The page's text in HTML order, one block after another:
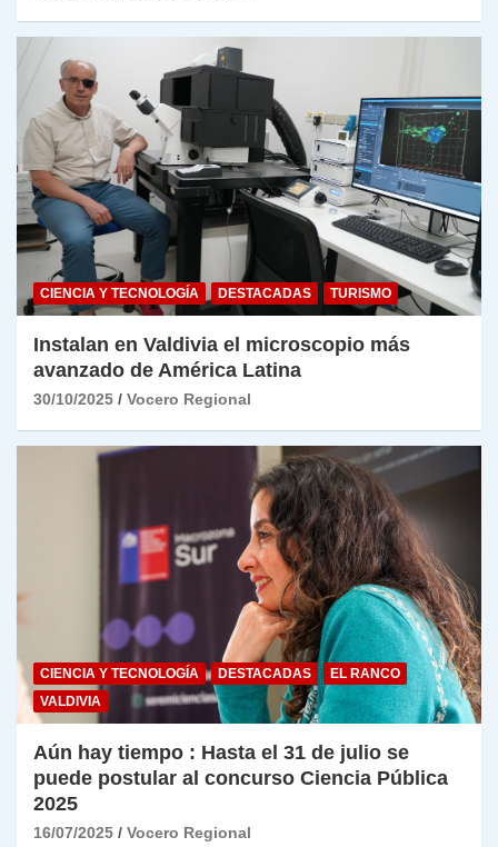
CIENCIA Y TECNOLOGÍA DESTACADAS TURISMO
Instalan en Valdivia el microscopio más
avanzado de América Latina
30/10/2025 Vocero Regional
CIENCIA Y TECNOLOGÍA DESTACADAS
EL RANCO
VALDIVIA
Aún hay tiempo : Hasta el 31 de julio se
puede postular al concurso Ciencia Pública
2025
16/07/2025 Vocero Regional